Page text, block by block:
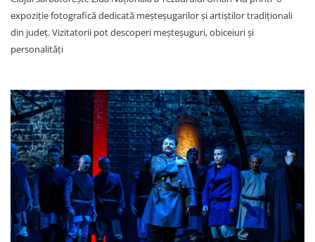
expoziție fotografică dedicată meșteșugarilor și artiștilor tradiționali
din județ. Vizitatorii pot descoperi meșteșuguri, obiceiuri și
personalități